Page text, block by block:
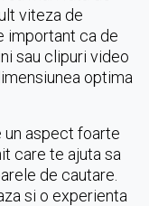
viteza de
important ca de
sau clipuri video
optima
un aspect foarte
care te ajuta sa
de cautare.
si o experienta